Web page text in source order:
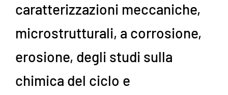
caratterizzazioni meccaniche,
microstrutturali, a corrosione,
erosione, degli studi sulla
chimica del ciclo e